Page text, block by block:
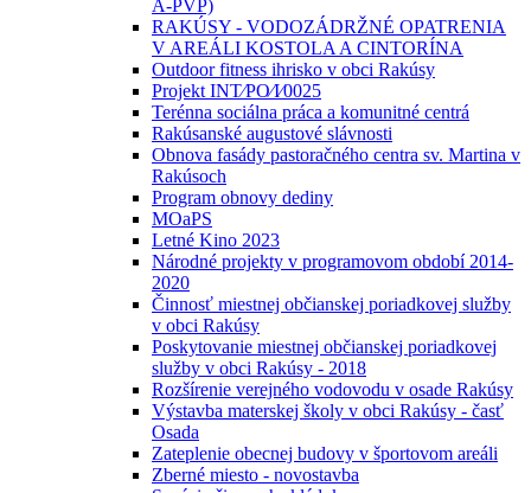
A-PVP)
RAKÚSY - VODOZÁDRŽNÉ OPATRENIA
V AREÁLI KOSTOLA A CINTORÍNA
Outdoor fitness ihrisko v obci Rakúsy
Projekt INT⁄PO⁄I⁄0025
Terénna sociálna práca a komunitné centrá
Rakúsanské augustové slávnosti
Obnova fasády pastoračného centra sv. Martina v
Rakúsoch
Program obnovy dediny
MOaPS
Letné Kino 2023
Národné projekty v programovom období 2014-
2020
Činnosť miestnej občianskej poriadkovej služby
v obci Rakúsy
Poskytovanie miestnej občianskej poriadkovej
služby v obci Rakúsy - 2018
Rozšírenie verejného vodovodu v osade Rakúsy
Výstavba materskej školy v obci Rakúsy - časť
Osada
Zateplenie obecnej budovy v športovom areáli
Zberné miesto - novostavba